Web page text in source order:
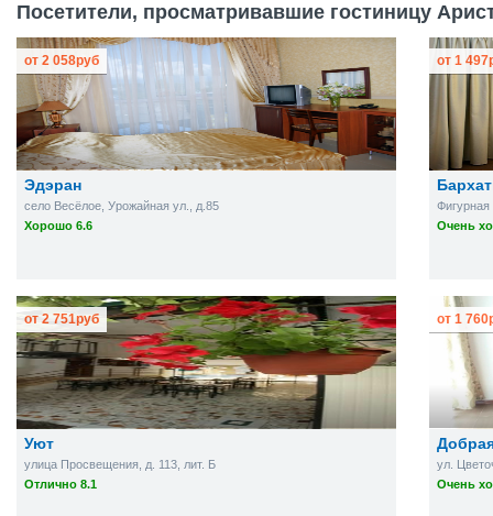
Посетители, просматривавшие гостиницу
Эдэран
село Весёлое, Урожайная ул., д.85
Хорошо 6.6
от 2 058руб
Фигурная
Очень
от 1 497
Уют
улица Просвещения, д. 113, лит. Б
Отлично 8.1
от 2 751руб
ул.
Очень
от 1 760